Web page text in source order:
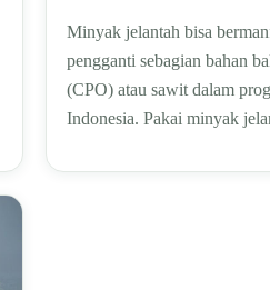
Minyak jelantah bisa
pengganti sebagian bahan
(CPO) atau sawit dalam
Indonesia. Pakai minyak